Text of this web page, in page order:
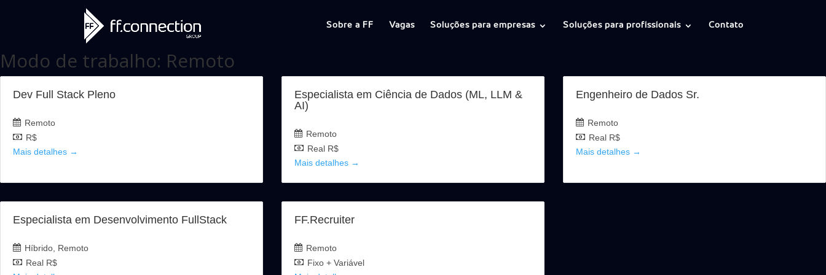
Sobre a FF Vagas Soluções para empresas Soluções para profissionais Contato
Modo de trabalho: Remoto
Dev Full Stack Pleno
Remoto
R$
Mais detalhes
Especialista em Ciência de Dados (ML, LLM &
AI)
Remoto
Real R$
Mais detalhes
Engenheiro de Dados Sr.
Remoto
Real R$
Mais detalhes
Especialista em Desenvolvimento FullStack
Híbrido Remoto
Real R$
FF.Recruiter
Remoto
Fixo + Variável